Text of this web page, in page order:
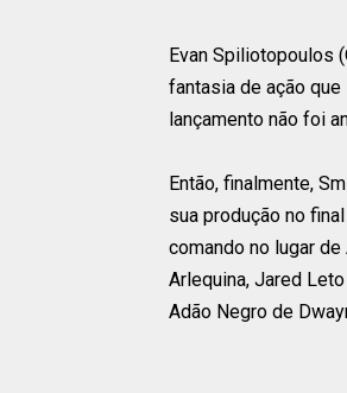
Evan Spiliotopoulos
fantasia de ação
lançamento não foi
Então, finalmente,
sua produção no
comando no lugar
Arlequina, Jared
Adão Negro de